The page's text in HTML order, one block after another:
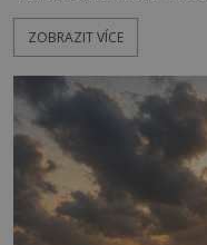
dojde k vůbec
přeletu UFO. Podle záznamů vyzařuje takové
jen o nějaký optický
právě vznáší
ZOBRAZIT VÍCE